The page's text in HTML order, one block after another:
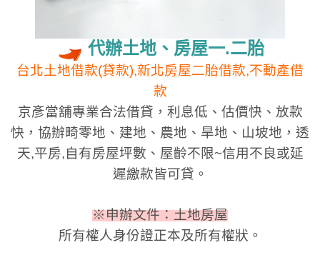
代辦土地、房屋一.二胎
台北土地借款(貸款),新北房屋二胎借款,不動產借
款
京彥當舖專業合法借貸，利息低、估價快、放款
快，協辦畸零地、建地、農地、旱地、山坡地， 透
天,平房,自有房屋坪數、屋齡不限~信用不良或延
遲繳款皆可貸。
※申辦文件：土地房屋
所有權人身份證正本及所有權狀。